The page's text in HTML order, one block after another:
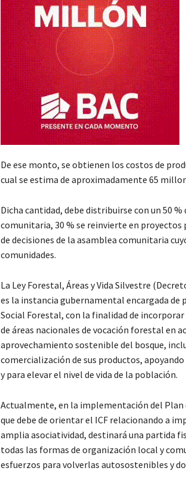
De ese monto, se obtienen los costos de
cual se estima de aproximadamente 65
Dicha cantidad, debe distribuirse con un 50
comunitaria, 30 % se reinvierte en
de decisiones de la asamblea comunitaria
comunidades.
La Ley Forestal, Áreas y Vida Silvestre
es la instancia gubernamental encargada
Social Forestal, con la finalidad de
de áreas nacionales de vocación forestal en
aprovechamiento sostenible del bosque,
comercialización de sus productos,
y para elevar el nivel de vida de la población.
Actualmente, en la implementación del Plan
que debe de orientar el ICF relacionando a
amplia asociatividad, destinará una partida
todas las formas de organización local y
esfuerzos para volverlas autosostenibles y